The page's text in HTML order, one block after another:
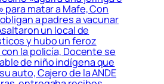
para matar a Mafe, Con
a padres a vacunar
un local de
y hubo un feroz
la policía, Docente se
de niño indígena que
auto, Cajero de la ANDE